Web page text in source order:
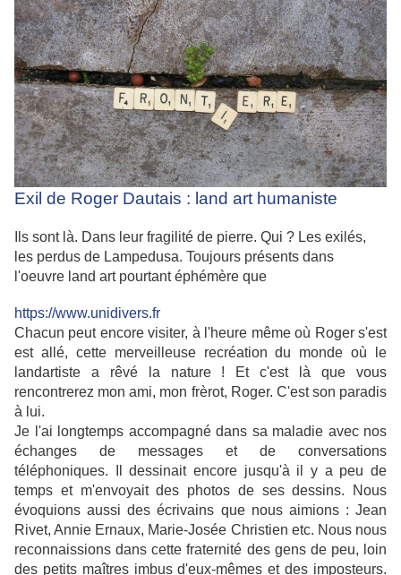
Exil de Roger Dautais : land art humaniste
Ils sont là. Dans leur fragilité de pierre. Qui ? Les exilés,
les perdus de Lampedusa. Toujours présents dans
l'oeuvre land art pourtant éphémère que
https://www.unidivers.fr
Chacun peut encore visiter, à l'heure même où Roger s'est
est allé, cette merveilleuse recréation du monde où le
landartiste a rêvé la nature ! Et c'est là que vous
rencontrerez mon ami, mon frèrot, Roger. C'est son paradis
à lui.
Je l'ai longtemps accompagné dans sa maladie avec nos
échanges de messages et de conversations
téléphoniques. Il dessinait encore jusqu'à il y a peu de
temps et m'envoyait des photos de ses dessins. Nous
évoquions aussi des écrivains que nous aimions : Jean
Rivet, Annie Ernaux, Marie-Josée Christien etc. Nous nous
reconnaissions dans cette fraternité des gens de peu, loin
des petits maîtres imbus d'eux-mêmes et des imposteurs.